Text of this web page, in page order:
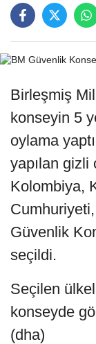
Birleşmiş
konseyin 5
oylama
yapılan gizli
Kolombiya,
Güvenlik
seçildi.
Seçilen
konseyde
(dha)